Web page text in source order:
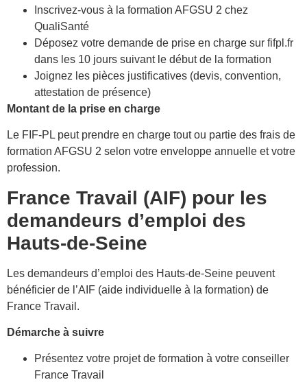
Inscrivez-vous à la formation AFGSU 2 chez
QualiSanté
Déposez votre demande de prise en charge sur fifpl.fr
dans les 10 jours suivant le début de la formation
Joignez les pièces justificatives (devis, convention,
attestation de présence)
Montant de la prise en charge
Le FIF-PL peut prendre en charge tout ou partie des frais de
formation AFGSU 2 selon votre enveloppe annuelle et votre
profession.
France Travail (AIF) pour les
demandeurs d’emploi des
Hauts-de-Seine
Les demandeurs d’emploi des Hauts-de-Seine peuvent
bénéficier de l’AIF (aide individuelle à la formation) de
France Travail.
Démarche à suivre
Présentez votre projet de formation à votre conseiller
France Travail